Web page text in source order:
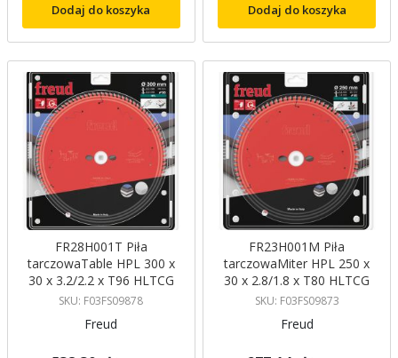
Dodaj do koszyka Dodaj do koszyka
FR28H001T Piła
tarczowaTable HPL 300 x
30 x 3.2/2.2 x T96 HLTCG
10° Freud
SKU: F03FS09878
Freud
FR23H001M Piła
tarczowaMiter HPL 250 x
30 x 2.8/1.8 x T80 HLTCG
Freud
SKU: F03FS09873
Freud